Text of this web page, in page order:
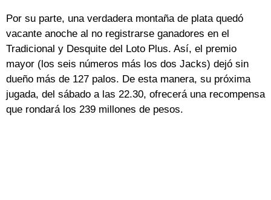
Por su parte, una verdadera montaña de plata quedó
vacante anoche al no registrarse ganadores en el
Tradicional y Desquite del Loto Plus. Así, el premio
mayor (los seis números más los dos Jacks) dejó sin
dueño más de 127 palos. De esta manera, su próxima
jugada, del sábado a las 22.30, ofrecerá una recompensa
que rondará los 239 millones de pesos.